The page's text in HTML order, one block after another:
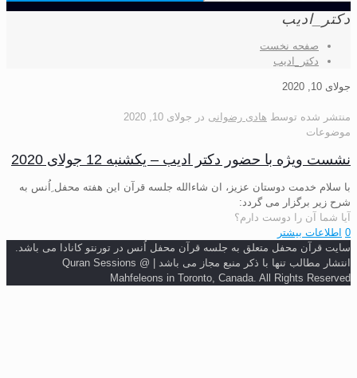
دکتر_ادیب
صفحه نخست
دکتر_ادیب
جولای 10, 2020
منتشر شده توسط هادی رضوانی در جولای 10, 2020
موضوعات
نشست ویژه با حضور دکتر ادیب – یکشنبه 12 جولای 2020
با سلام خدمت دوستان عزیز، ان شاءالله جلسه قرآن این هفته محفل ِاُنس به
شرح زیر برگزار می گردد:
آیا شما آن را دوست دارم؟
0 اطلاعات بیشتر
سایت قرآن محفل متعلق به جلسه قرآن محفل اُنس در تورنتو کانادا می باشد.
انتشار مطالب تنها با ذکر منبع مجاز می باشد | Quran Sessions @
Mahfeleons in Toronto, Canada. All Rights Reserved